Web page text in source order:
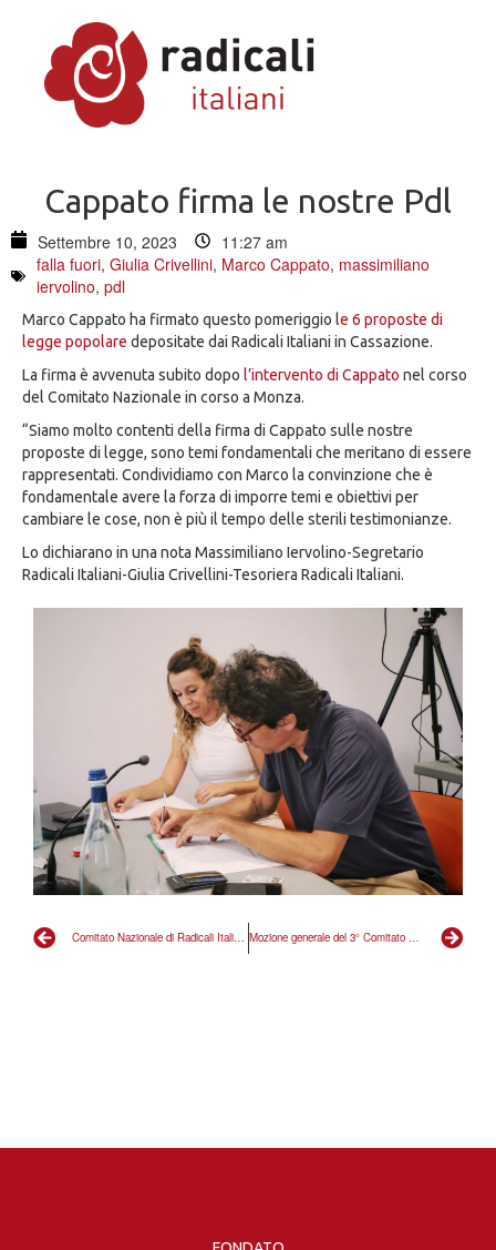
Cappato firma le nostre Pdl
Settembre 10, 2023
11:27 am
falla fuori, Giulia Crivellini, Marco Cappato, massimiliano
iervolino, pdl
Comitato Nazionale di Radicali Italiani a Monza per sostenere Marco Cappato Mozione generale del 3° Comitato Nazionale 2023
Marco Cappato ha firmato questo pomeriggio le 6 proposte di
legge popolare depositate dai Radicali Italiani in Cassazione.
La firma è avvenuta subito dopo l’intervento di Cappato nel corso
del Comitato Nazionale in corso a Monza.
“Siamo molto contenti della firma di Cappato sulle nostre
proposte di legge, sono temi fondamentali che meritano di essere
rappresentati. Condividiamo con Marco la convinzione che è
fondamentale avere la forza di imporre temi e obiettivi per
cambiare le cose, non è più il tempo delle sterili testimonianze.
Lo dichiarano in una nota Massimiliano Iervolino-Segretario
Radicali Italiani-Giulia Crivellini-Tesoriera Radicali Italiani.